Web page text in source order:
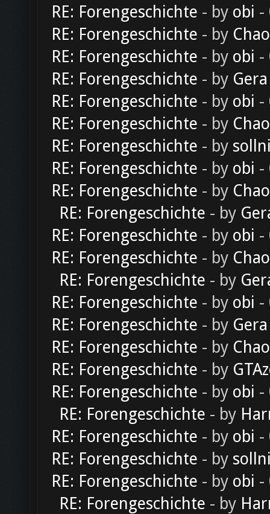
RE: Forengeschichte - by obi -
RE: Forengeschichte - by
RE: Forengeschichte - by obi -
RE: Forengeschichte - by Gera
RE: Forengeschichte - by obi -
RE: Forengeschichte - by
RE: Forengeschichte - by
RE: Forengeschichte - by obi -
RE: Forengeschichte - by
RE: Forengeschichte - by
RE: Forengeschichte - by obi -
RE: Forengeschichte - by
RE: Forengeschichte - by
RE: Forengeschichte - by obi -
RE: Forengeschichte - by Gera
RE: Forengeschichte - by
RE: Forengeschichte - by
RE: Forengeschichte - by obi -
RE: Forengeschichte - by
RE: Forengeschichte - by obi -
RE: Forengeschichte - by
RE: Forengeschichte - by obi -
RE: Forengeschichte - by